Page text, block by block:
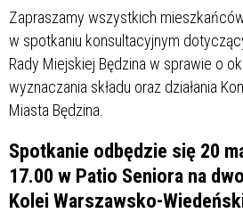
Zapraszamy wszystkich
w spotkaniu konsultacyjnym
Rady Miejskiej Będzina w sprawie o
wyznaczania składu oraz działania
Miasta Będzina.
Spotkanie odbędzie się 20
17.00 w Patio Seniora na
Kolei Warszawsko-